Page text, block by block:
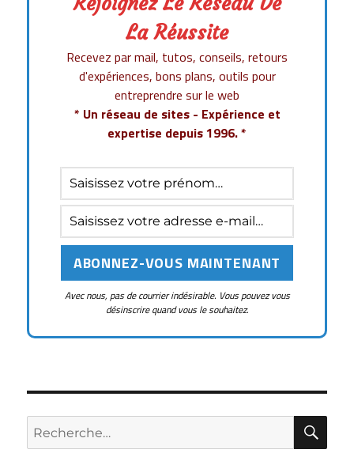
o
st r
t
d
I
n
er
La Réussite
Recevez par mail, tutos, conseils, retours
d'expériences, bons plans, outils pour
entreprendre sur le web
* Un réseau de sites - Expérience et
expertise depuis 1996. *
Avec nous, pas de courrier indésirable. Vous pouvez vous
désinscrire quand vous le souhaitez.
Recherche
pour :